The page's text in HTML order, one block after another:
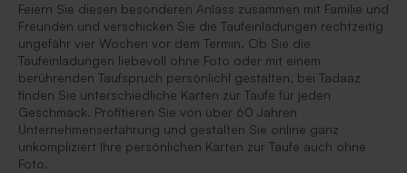
Feiern Sie diesen besonderen Anlass zusammen mit Familie und
Freunden und verschicken Sie die Taufeinladungen rechtzeitig
ungefähr vier Wochen vor dem Termin. Ob Sie die
Taufeinladungen liebevoll ohne Foto oder mit einem
berührenden Taufspruch persönlichl gestalten, bei Tadaaz
finden Sie unterschiedliche Karten zur Taufe für jeden
Geschmack. Profitieren Sie von über 60 Jahren
Unternehmenserfahrung und gestalten Sie online ganz
unkompliziert Ihre persönlichen Karten zur Taufe auch ohne
Foto.